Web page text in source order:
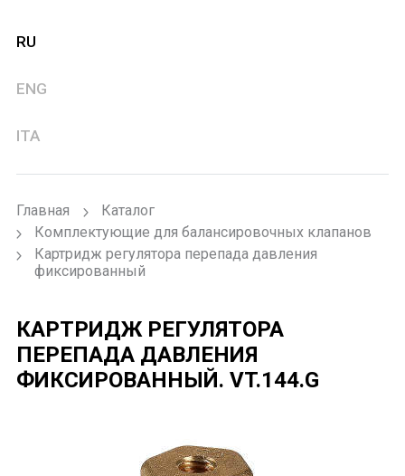
RU
ENG
ITA
Главная
Каталог
Комплектующие для балансировочных клапанов
Картридж регулятора перепада давления
фиксированный
КАРТРИДЖ РЕГУЛЯТОРА
ПЕРЕПАДА ДАВЛЕНИЯ
ФИКСИРОВАННЫЙ. VT.144.G